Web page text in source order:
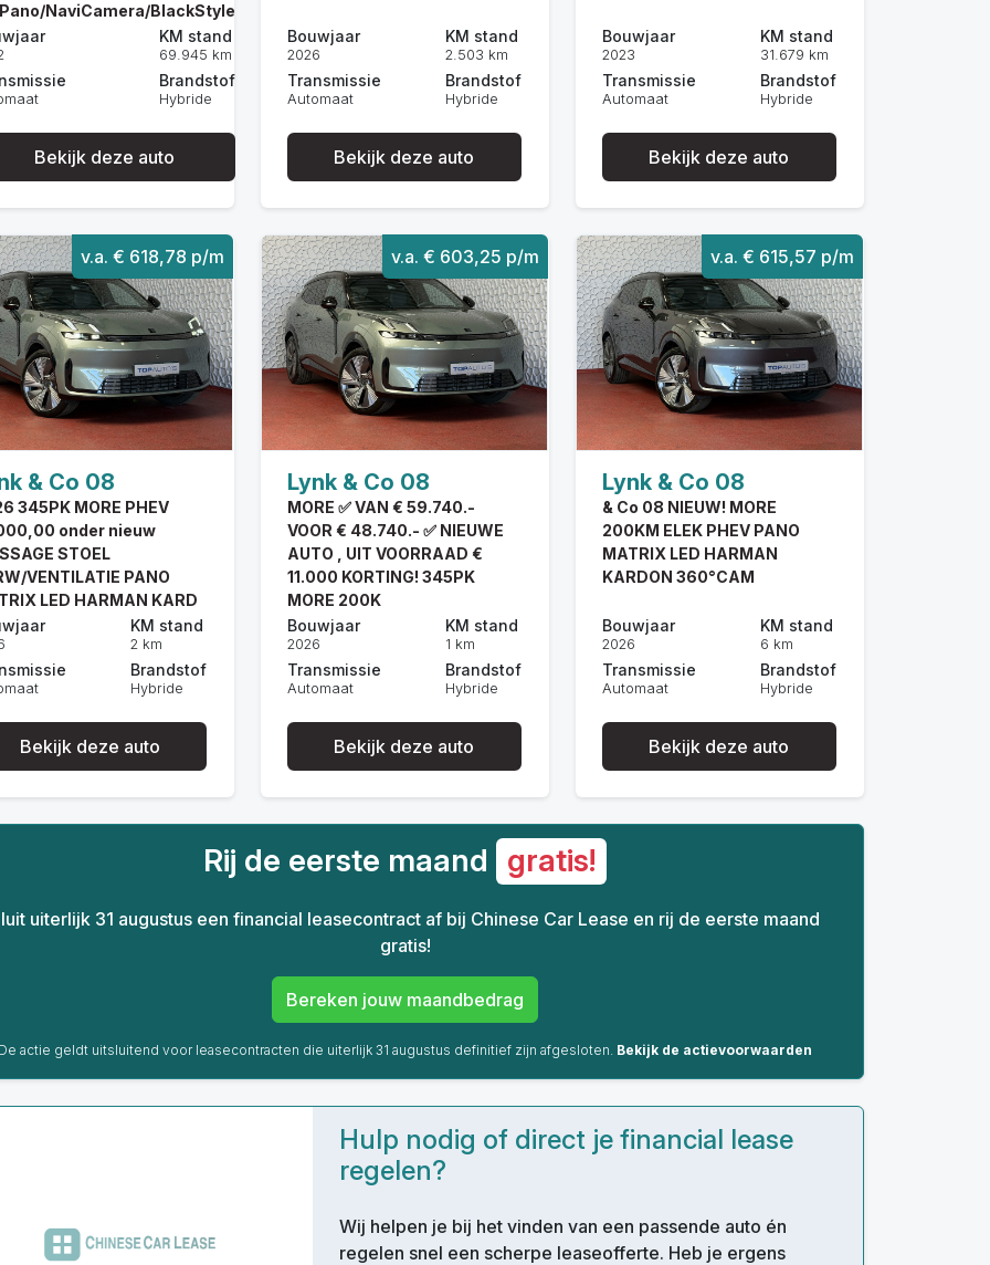
NaviCamera/BlackStyle
KM stand
69.945 km
Brandstof
Hybride
Bekijk deze auto
Bouwjaar
2026
Transmissie
Automaat
KM stand
2.503 km
Brandstof
Hybride
Bekijk deze auto
Bouwjaar
2023
Transmissie
Automaat
KM stand
31.679 km
Brandstof
Hybride
Bekijk deze auto
v.a. € 618,78 p/m
& Co 08
345PK MORE PHEV
onder nieuw
STOEL
VENTILATIE PANO
LED HARMAN KARD
KM stand
2 km
Brandstof
Hybride
Bekijk deze auto
v.a. € 603,25 p/m
Lynk & Co 08
MORE ✅ VAN € 59.740.-
VOOR € 48.740.- ✅ NIEUWE
AUTO , UIT VOORRAAD €
11.000 KORTING! 345PK
MORE 200K
Bouwjaar
2026
Transmissie
Automaat
KM stand
1 km
Brandstof
Hybride
Bekijk deze auto
v.a. € 615,57 p/m
Lynk & Co 08
& Co 08 NIEUW! MORE
200KM ELEK PHEV PANO
MATRIX LED HARMAN
KARDON 360°CAM
Bouwjaar
2026
Transmissie
Automaat
KM stand
6 km
Brandstof
Hybride
Bekijk deze auto
Rij de eerste maand gratis!
uiterlijk 31 augustus een financial leasecontract af bij Chinese Car Lease en rij de eerste maand
gratis!
Bereken jouw maandbedrag
actie geldt uitsluitend voor leasecontracten die uiterlijk 31 augustus definitief zijn afgesloten. Bekijk de actievoorwaarden
Hulp nodig of direct je financial lease
regelen?
Wij helpen je bij het vinden van een passende auto én
regelen snel een scherpe leaseofferte. Heb je ergens